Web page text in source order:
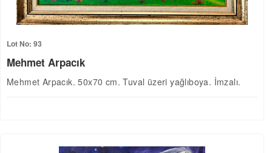
Lot No: 93
Mehmet Arpacık
Mehmet Arpacık. 50x70 cm. Tuval üzeri yağlıboya. İmzalı.